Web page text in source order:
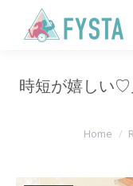
時短が嬉しい♡
You are
Home